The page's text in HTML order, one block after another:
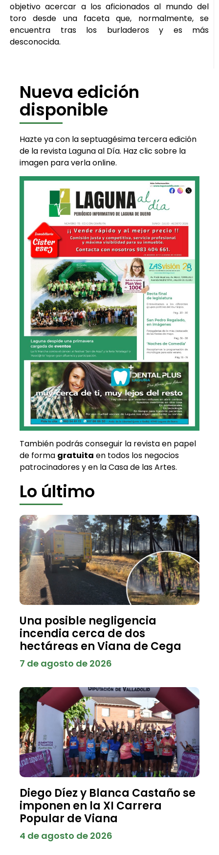
objetivo acercar a los aficionados al mundo del
toro desde una faceta que, normalmente, se
encuentra tras los burladeros y es más
desconocida.
Nueva edición
disponible
Hazte ya con la septuagésima tercera edición
de la revista Laguna al Día. Haz clic sobre la
imagen para verla online.
También podrás conseguir la revista en papel
de forma gratuita en todos los negocios
patrocinadores y en la Casa de las Artes.
Lo último
Una posible negligencia
incendia cerca de dos
hectáreas en Viana de Cega
7 de agosto de 2026
Diego Díez y Blanca Castaño se
imponen en la XI Carrera
Popular de Viana
4 de agosto de 2026